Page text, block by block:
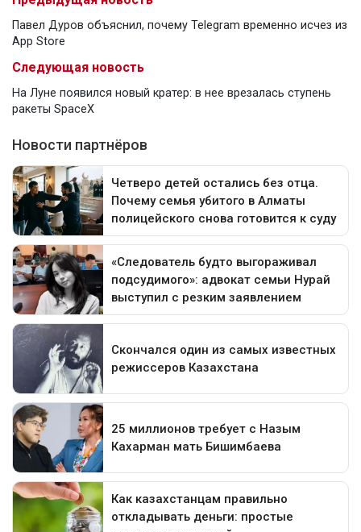
Павел Дуров объяснил, почему Telegram временно исчез из
App Store
Следующая новость
На Луне появился новый кратер: в нее врезалась ступень
ракеты SpaceX